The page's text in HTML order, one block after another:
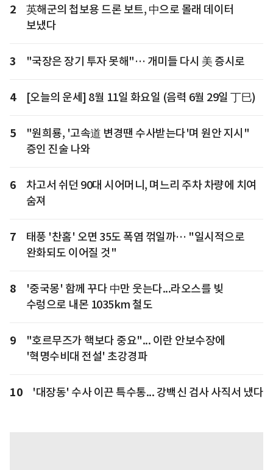
2
英해군의 첩보용 드론 보트, 中으로 몰래 데이터
보냈다
3 "국장은 장기 투자 못해"… 개미들 다시 美 증시로
4 [오늘의 운세] 8월 11일 화요일 (음력 6월 29일 丁巳)
5
"원희룡, '고속道 변경땐 수사받는다'며 원안 지시"
증인 진술 나와
6
차고서 쉬던 90대 시어머니, 며느리 주차 차량에 치여
숨져
7
태풍 '찬홈' 오면 35도 폭염 꺾일까… "일시적으로
완화되도 이어질 것"
8
'중국몽' 함께 꾸다 中만 웃는다...라오스를 빚
수렁으로 내몬 1035km 철도
9
"호르무즈가 핵보다 중요"... 이란 안보수장에
'혁명수비대 전설' 초강경파
10 '대장동' 수사 이끈 특수통... 강백신 검사 사직서 냈다